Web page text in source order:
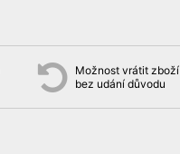
Možnost vrátit zboží
bez udání důvodu